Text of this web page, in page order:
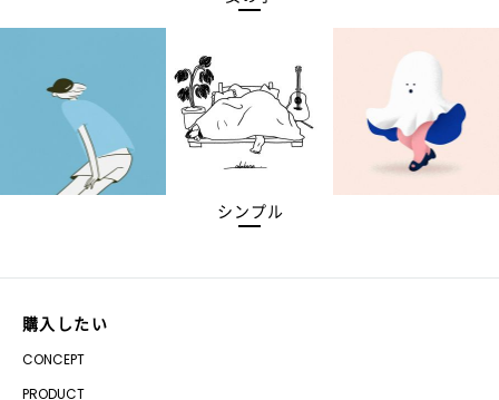
シンプル
購入したい
CONCEPT
PRODUCT